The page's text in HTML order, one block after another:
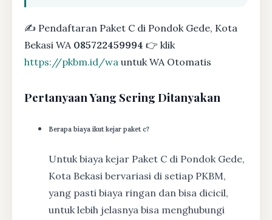
✍ Pendaftaran Paket C di Pondok Gede, Kota
Bekasi WA 085722459994 👉 klik
https://pkbm.id/wa untuk WA Otomatis
Pertanyaan Yang Sering Ditanyakan
Berapa biaya ikut kejar paket c?
Untuk biaya kejar Paket C di Pondok Gede,
Kota Bekasi bervariasi di setiap PKBM,
yang pasti biaya ringan dan bisa dicicil,
untuk lebih jelasnya bisa menghubungi